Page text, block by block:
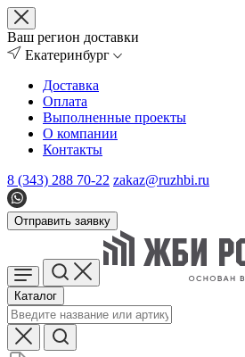
Ваш регион доставки
Екатеринбург
Доставка
Оплата
Выполненные проекты
О компании
Контакты
8 (343) 288 70-22 zakaz@ruzhbi.ru
Отправить заявку
Каталог